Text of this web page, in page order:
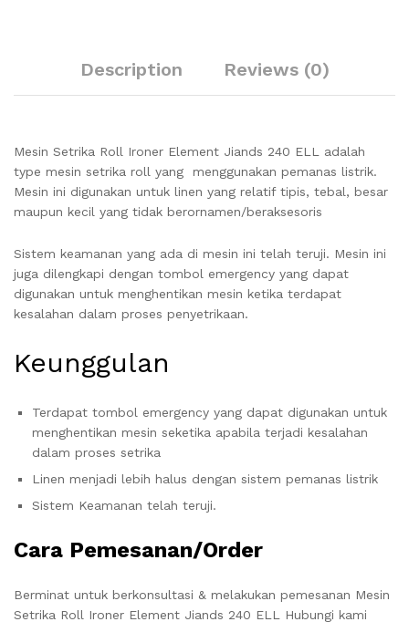
Description Reviews (0)
Mesin Setrika Roll Ironer Element Jiands 240 ELL adalah
type mesin setrika roll yang menggunakan pemanas listrik.
Mesin ini digunakan untuk linen yang relatif tipis, tebal, besar
maupun kecil yang tidak berornamen/beraksesoris
Sistem keamanan yang ada di mesin ini telah teruji. Mesin ini
juga dilengkapi dengan tombol emergency yang dapat
digunakan untuk menghentikan mesin ketika terdapat
kesalahan dalam proses penyetrikaan.
Keunggulan
Terdapat tombol emergency yang dapat digunakan untuk
menghentikan mesin seketika apabila terjadi kesalahan
dalam proses setrika
Linen menjadi lebih halus dengan sistem pemanas listrik
Sistem Keamanan telah teruji.
Cara Pemesanan/Order
Berminat untuk berkonsultasi & melakukan pemesanan Mesin
Setrika Roll Ironer Element Jiands 240 ELL
Hubungi kami